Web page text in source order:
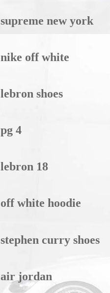
supreme new york
nike off white
lebron shoes
pg 4
lebron 18
off white hoodie
stephen curry shoes
air jordan